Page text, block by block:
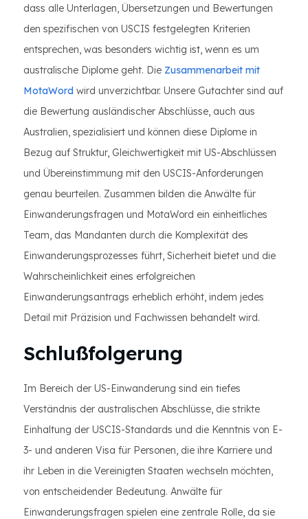
dass alle Unterlagen, Übersetzungen und Bewertungen
den spezifischen von USCIS festgelegten Kriterien
entsprechen, was besonders wichtig ist, wenn es um
australische Diplome geht. Die Zusammenarbeit mit
MotaWord wird unverzichtbar. Unsere Gutachter sind auf
die Bewertung ausländischer Abschlüsse, auch aus
Australien, spezialisiert und können diese Diplome in
Bezug auf Struktur, Gleichwertigkeit mit US-Abschlüssen
und Übereinstimmung mit den USCIS-Anforderungen
genau beurteilen. Zusammen bilden die Anwälte für
Einwanderungsfragen und MotaWord ein einheitliches
Team, das Mandanten durch die Komplexität des
Einwanderungsprozesses führt, Sicherheit bietet und die
Wahrscheinlichkeit eines erfolgreichen
Einwanderungsantrags erheblich erhöht, indem jedes
Detail mit Präzision und Fachwissen behandelt wird.
Schlußfolgerung
Im Bereich der US-Einwanderung sind ein tiefes
Verständnis der australischen Abschlüsse, die strikte
Einhaltung der USCIS-Standards und die Kenntnis von E-
3- und anderen Visa für Personen, die ihre Karriere und
ihr Leben in die Vereinigten Staaten wechseln möchten,
von entscheidender Bedeutung. Anwälte für
Einwanderungsfragen spielen eine zentrale Rolle, da sie